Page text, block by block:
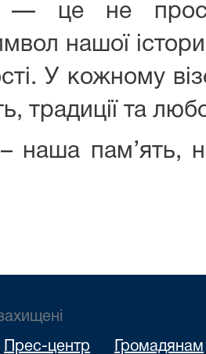
— це не
нашої
У кожному
традиції та
наша пам’ять,
Прес-центр Громадянам